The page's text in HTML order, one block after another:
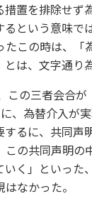
置を排除せず
という意味で
この時は、「
は、文字通り
この三者会合
、為替介入が
るに、共同声
の共同声明
く」といった
なかった。